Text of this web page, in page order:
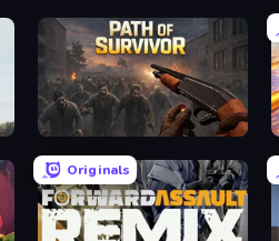
Path of Survivor
Originals